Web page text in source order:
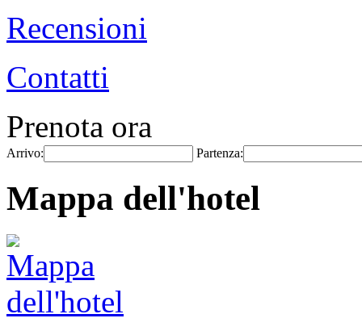
Recensioni
Contatti
Prenota ora
Arrivo: Partenza:
Mappa dell'hotel